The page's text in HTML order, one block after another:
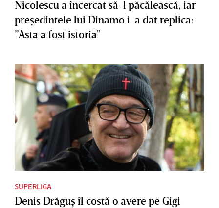
Nicolescu a încercat să-l păcălească, iar
preşedintele lui Dinamo i-a dat replica:
”Asta a fost istoria”
SUPERLIGA
Denis Drăguş îl costă o avere pe Gigi